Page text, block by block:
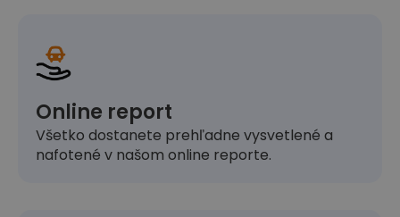
Online report
Všetko dostanete prehľadne vysvetlené a
nafotené v našom online reporte.